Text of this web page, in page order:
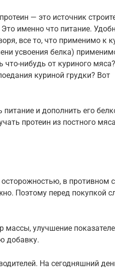
— это источник
именно что питание.
все то, что применимо к
усвоения белка)
что-нибудь от куриного мяса?
куриной грудки? Вот
и дополнить его
протеин из постного
в противном
Поэтому перед покупкой
массы, улучшение
добавку.
На сегодняшний